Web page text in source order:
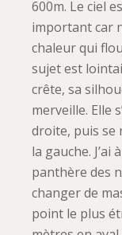
600m. Le ciel
important car
chaleur qui
sujet est
crête, sa
merveille. Elle
droite, puis se
la gauche.
panthère des
changer de
point le plus